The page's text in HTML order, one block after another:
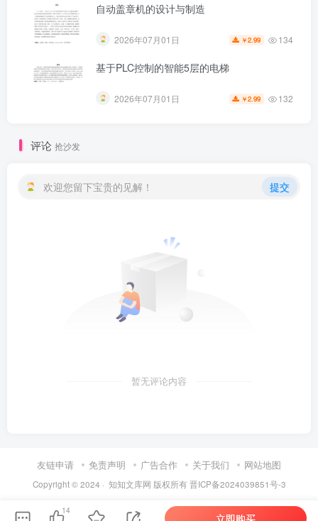
第5页 / 共119页
第6页 / 共119页
自动盖章机的设计与制造
2026年07月01日 ￥2.99 134
基于PLC控制的智能5层的电梯
2026年07月01日 ￥2.99 132
评论 抢沙发
欢迎您留下宝贵的见解！ 提交
暂无评论内容
友链申请 免责声明 广告合作 关于我们 网站地图
Copyright © 2024 · 知知文库网 版权所有晋ICP备2024039851号-3
14
立即购买